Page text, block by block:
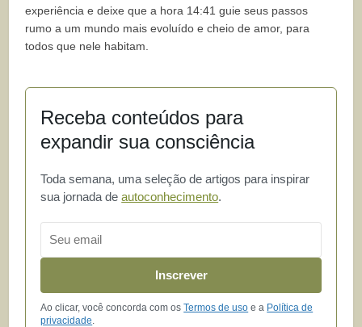
experiência e deixe que a hora 14:41 guie seus passos
rumo a um mundo mais evoluído e cheio de amor, para
todos que nele habitam.
Receba conteúdos para
expandir sua consciência
Toda semana, uma seleção de artigos para inspirar
sua jornada deautoconhecimento.
Inscrever
Ao clicar, você concorda com osTermos de uso e a Política de
privacidade